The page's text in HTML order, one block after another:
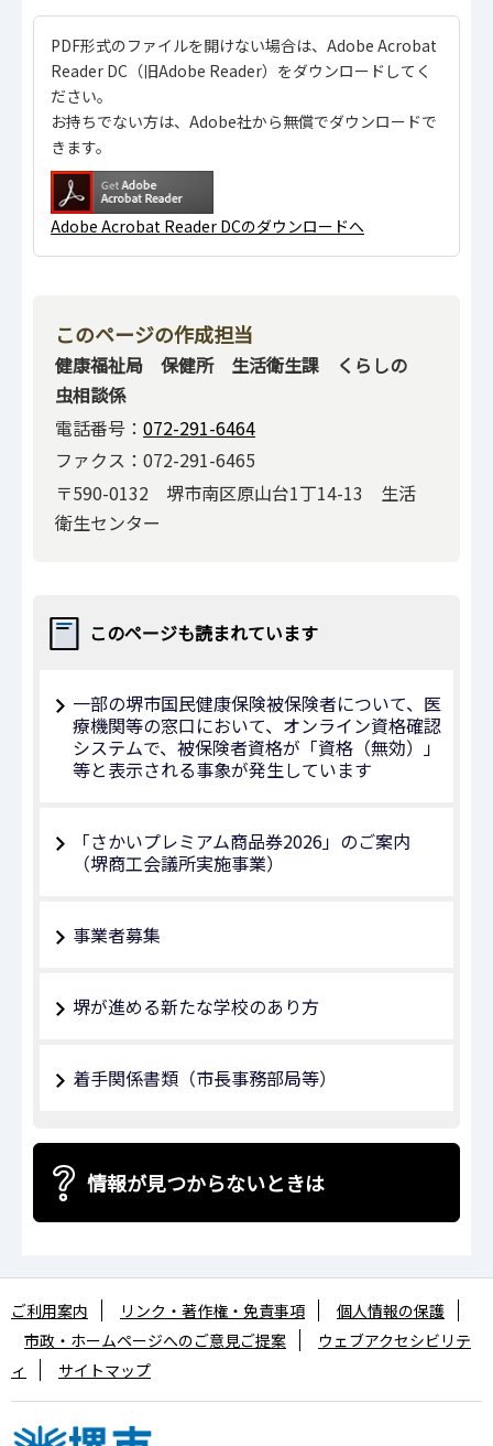
PDF形式のファイルを開けない場合は、Adobe Acrobat
Reader DC（旧Adobe Reader）をダウンロードしてく
ださい。
お持ちでない方は、Adobe社から無償でダウンロードで
きます。
Adobe Acrobat Reader DCのダウンロードへ
このページの作成担当
健康福祉局 保健所 生活衛生課 くらしの
虫相談係
電話番号： 072-291-6464
ファクス：072-291-6465
〒590-0132 堺市南区原山台1丁14-13 生活
衛生センター
このページも読まれています
一部の堺市国民健康保険被保険者について、医
療機関等の窓口において、オンライン資格確認
システムで、被保険者資格が「資格（無効）」
等と表示される事象が発生しています
「さかいプレミアム商品券2026」のご案内
（堺商工会議所実施事業）
事業者募集
堺が進める新たな学校のあり方
着手関係書類（市長事務部局等）
情報が見つからないときは
ご利用案内 リンク・著作権・免責事項
個人情報の保護
市政・ホームページへのご意見ご提案
ウェブアクセシビリテ
ィ
サイトマップ